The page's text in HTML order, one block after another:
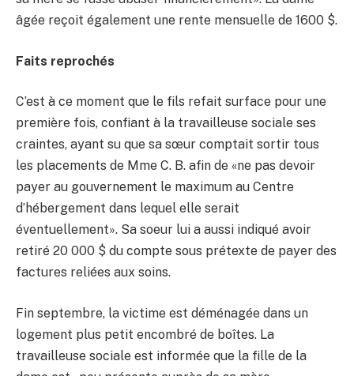
âgée reçoit également une rente mensuelle de 1600 $.
Faits reprochés
C’est à ce moment que le fils refait surface pour une
première fois, confiant à la travailleuse sociale ses
craintes, ayant su que sa sœur comptait sortir tous
les placements de Mme C. B. afin de «ne pas devoir
payer au gouvernement le maximum au Centre
d’hébergement dans lequel elle serait
éventuellement». Sa soeur lui a aussi indiqué avoir
retiré 20 000 $ du compte sous prétexte de payer des
factures reliées aux soins.
Fin septembre, la victime est déménagée dans un
logement plus petit encombré de boîtes. La
travailleuse sociale est informée que la fille de la